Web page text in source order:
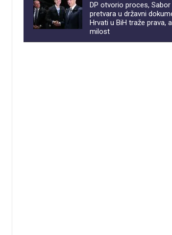
DP otvorio proces, Sabor
pretvara u državni
Hrvati u BiH traže prava,
milost